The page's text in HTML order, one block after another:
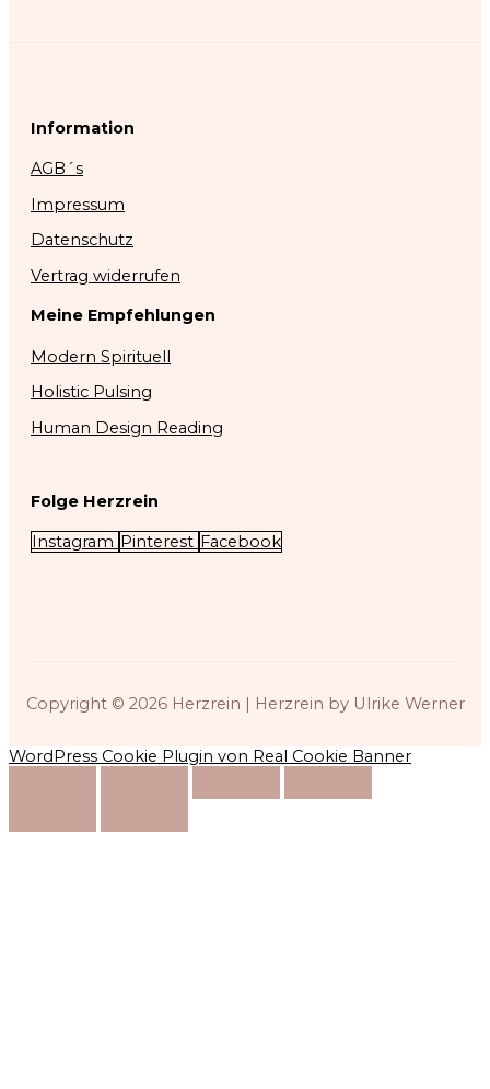
Information
AGB´s
Impressum
Datenschutz
Vertrag widerrufen
Meine Empfehlungen
Modern Spirituell
Holistic Pulsing
Human Design Reading
Folge Herzrein
Instagram Pinterest Facebook
Copyright © 2026 Herzrein | Herzrein by Ulrike Werner
WordPress Cookie Plugin von Real Cookie Banner